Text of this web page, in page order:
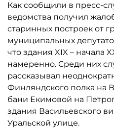
Как сообщили в пресс-
ведомства получил
старинных построек от
муниципальных
что здания XIX – начала
намеренно. Среди них
рассказывал
Финляндского полка на
бани Екимовой на
здания Васильевского
Уральской улице.